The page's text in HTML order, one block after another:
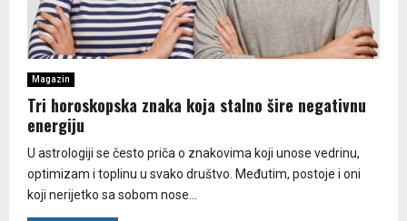
Magazin
Tri horoskopska znaka koja stalno šire negativnu
energiju
U astrologiji se često priča o znakovima koji unose vedrinu,
optimizam i toplinu u svako društvo. Međutim, postoje i oni
koji nerijetko sa sobom nose...